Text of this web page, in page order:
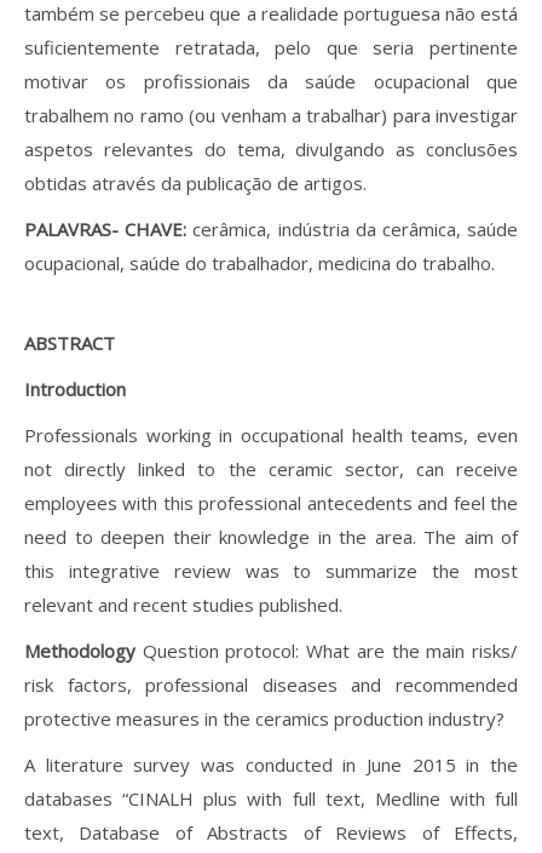
também se percebeu que a realidade portuguesa não está
suficientemente retratada, pelo que seria pertinente
motivar os profissionais da saúde ocupacional que
trabalhem no ramo (ou venham a trabalhar) para investigar
aspetos relevantes do tema, divulgando as conclusões
obtidas através da publicação de artigos.
PALAVRAS- CHAVE:cerâmica, indústria da cerâmica, saúde
ocupacional, saúde do trabalhador, medicina do trabalho.
ABSTRACT
Introduction
Professionals working in occupational health teams, even
not directly linked to the ceramic sector, can receive
employees with this professional antecedents and feel the
need to deepen their knowledge in the area. The aim of
this integrative review was to summarize the most
relevant and recent studies published.
Methodology Question protocol: What are the main risks/
risk factors, professional diseases and recommended
protective measures in the ceramics production industry?
A literature survey was conducted in June 2015 in the
databases “CINALH plus with full text, Medline with full
text, Database of Abstracts of Reviews of Effects,